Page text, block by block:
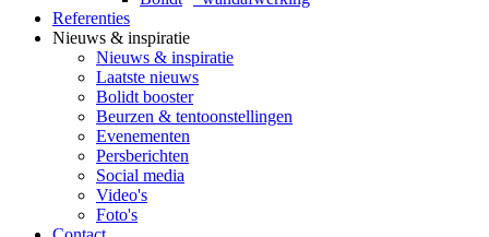
Referenties
Nieuws & inspiratie
Nieuws & inspiratie
Laatste nieuws
Bolidt booster
Beurzen & tentoonstellingen
Evenementen
Persberichten
Social media
Video's
Foto's